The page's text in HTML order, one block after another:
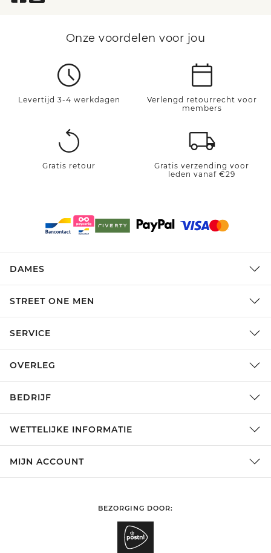
Onze voordelen voor jou
Levertijd 3-4 werkdagen
Verlengd retourrecht voor
members
Gratis retour
Gratis verzending voor
leden vanaf €29
DAMES
STREET ONE MEN
SERVICE
OVERLEG
BEDRIJF
WETTELIJKE INFORMATIE
MIJN ACCOUNT
BEZORGING DOOR: